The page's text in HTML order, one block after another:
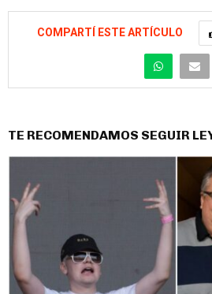
COMPARTÍ ESTE ARTÍCULO
TE RECOMENDAMOS SEGUIR